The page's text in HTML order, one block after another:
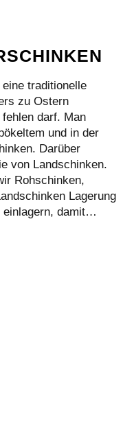
traditionelle
zu Ostern
darf. Man
und in der
Darüber
von Landschinken.
Rohschinken,
Lagerung
einlagern, damit…